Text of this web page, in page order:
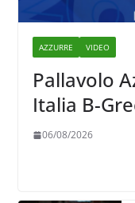
AZZURRE VIDEO
Pallavolo
Italia B-
06/08/2026